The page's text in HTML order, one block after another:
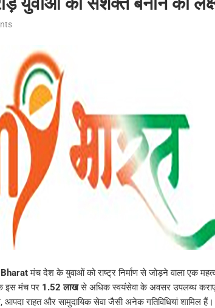
मंच देश के युवाओं को राष्ट्र निर्माण से जोड़ने वाला एक
इस मंच पर 1.52 लाखसे अधिक स्वयंसेवा के अवसर उपलब्ध
राहत और सामुदायिक सेवा जैसी अनेक गतिविधियां शामिल